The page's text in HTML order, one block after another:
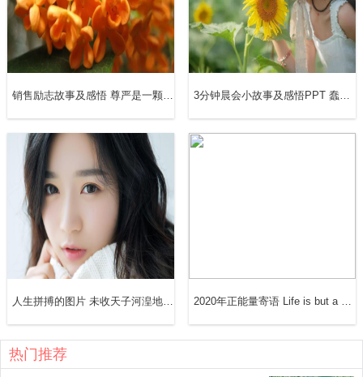
销售励志故事及感悟 尊严是一颗稚嫩的青草，它需要那微风的抚摸，需要露水的滋润；尊严是一株雪松，只有那暴风雪的惨白才能衬托它那坚韧的绿；尊严是那欢腾的浪花，海浪越是汹涌，波澜越是激烈，它就越是笑得灿 3分钟晨会小故事及感悟PPT 蠢才妄自尊大：他自鸣得意的，正好是受人讥笑奚落的短处，而且往往把应该引为奇耻大辱的事，大吹大擂
人生拼搏的图片 未收天子河湟地，不拟回头望故乡 2020年正能量寄语 Life is but a hard and tortuous journey.人生即是一段艰难曲折的旅程，人生无坦途
热门推荐